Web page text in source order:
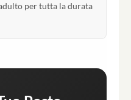
per tutta la durata